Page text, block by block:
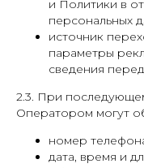
и Политики в
персональных
источник
параметры
сведения
2.3. При
Оператором могут
номер
дата, время и